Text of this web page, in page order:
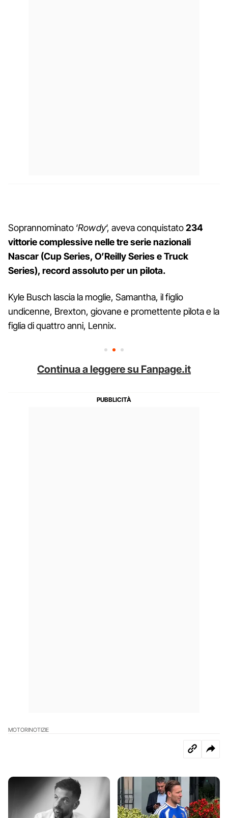
Soprannominato ‘Rowdy‘, aveva conquistato234
vittorie complessive nelle tre serie nazionali
Nascar (Cup Series, O’Reilly Series e Truck
Series), record assoluto per un pilota.
Kyle Busch lascia la moglie, Samantha, il figlio
undicenne, Brexton, giovane e promettente pilota e la
figlia di quattro anni, Lennix.
Continua a leggere su Fanpage.it
MOTORINOTIZIE